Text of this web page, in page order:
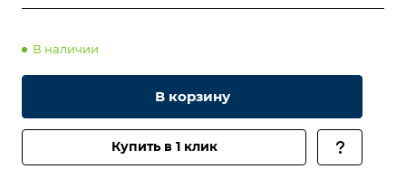
В наличии
В корзину
Купить в 1 клик